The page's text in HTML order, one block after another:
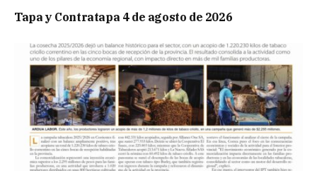
Tapa y Contratapa 4 de agosto de 2026